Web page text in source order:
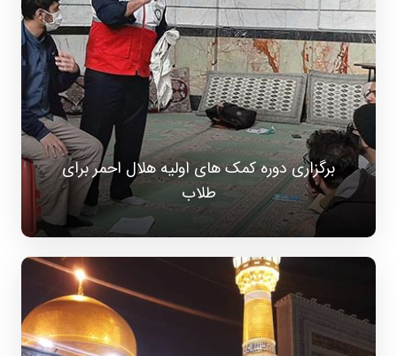
برگزاری دوره کمک های اولیه هلال احمر برای
طلاب